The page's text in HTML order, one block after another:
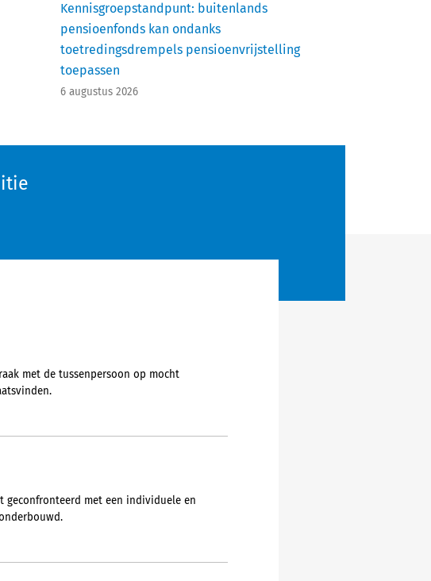
Kennisgroepstandpunt: buitenlands
pensioenfonds kan ondanks
toetredingsdrempels pensioenvrijstelling
toepassen
6 augustus 2026
met de tussenpersoon op mocht
geconfronteerd met een individuele en